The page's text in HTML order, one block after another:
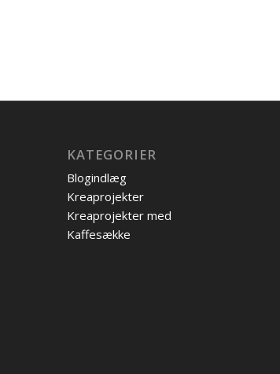
KATEGORIER
Blogindlæg
Kreaprojekter
Kreaprojekter med
Kaffesække